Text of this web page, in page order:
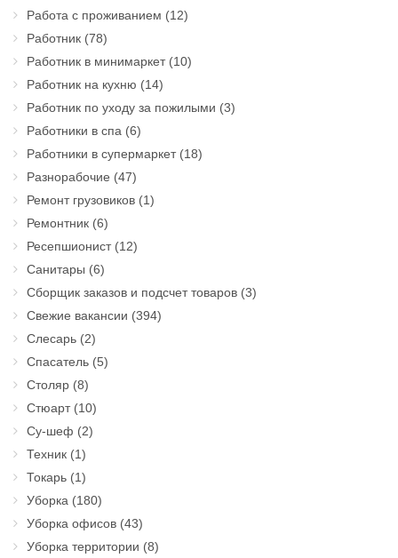
Работа с проживанием (12)
Работник (78)
Работник в минимаркет(10)
Работник на кухню (14)
Работник по уходу за пожилыми (3)
Работники в спа (6)
Работники в супермаркет(18)
Разнорабочие (47)
Ремонт грузовиков (1)
Ремонтник (6)
Ресепшионист(12)
Санитары (6)
Сборщик заказов и подсчет товаров (3)
Свежие вакансии (394)
Слесарь (2)
Спасатель (5)
Столяр (8)
Стюарт(10)
Су-шеф (2)
Техник (1)
Токарь (1)
Уборка (180)
Уборка офисов (43)
Уборка территории (8)